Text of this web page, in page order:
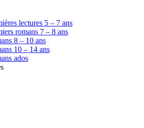
lectures 5 – 7 ans
romans 7 – 8 ans
8 – 10 ans
10 – 14 ans
ados